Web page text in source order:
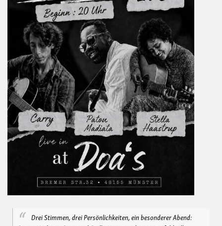
Drei Stimmen, drei Persönlichkeiten, ein besonderer Abend: